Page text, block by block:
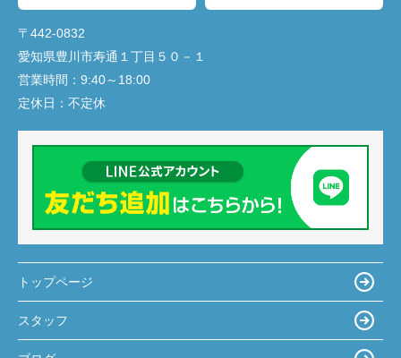
〒442-0832
愛知県豊川市寿通１丁目５０－１
営業時間： 9:40～18:00
定休日： 不定休
トップページ
スタッフ